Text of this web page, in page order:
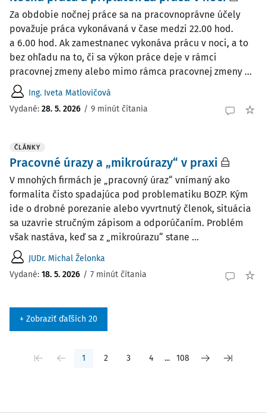
Za obdobie nočnej práce sa na pracovnoprávne účely
považuje práca vykonávaná v čase medzi 22.00 hod.
a 6.00 hod. Ak zamestnanec vykonáva prácu v noci, a to
bez ohľadu na to, či sa výkon práce deje v rámci
pracovnej zmeny alebo mimo rámca pracovnej zmeny ...
Ing. Iveta Matlovičová
Vydané: 28. 5. 2026 / 9 minút čítania
ČLÁNKY
Pracovné úrazy a „mikroúrazy“ v praxi
V mnohých firmách je „pracovný úraz“ vnímaný ako
formalita čisto spadajúca pod problematiku BOZP. Kým
ide o drobné porezanie alebo vyvrtnutý členok, situácia
sa uzavrie stručným zápisom a odporúčaním. Problém
však nastáva, keď sa z „mikroúrazu“ stane ...
JUDr. Michal Želonka
Vydané: 18. 5. 2026 / 7 minút čítania
+ Zobraziť ďaľších 20
1 2 3 4 ... 108